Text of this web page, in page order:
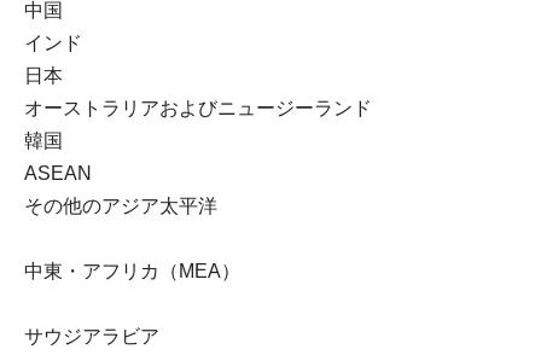
中国
インド
日本
オーストラリアおよびニュージーランド
韓国
ASEAN
その他のアジア太平洋
中東・アフリカ（MEA）
サウジアラビア